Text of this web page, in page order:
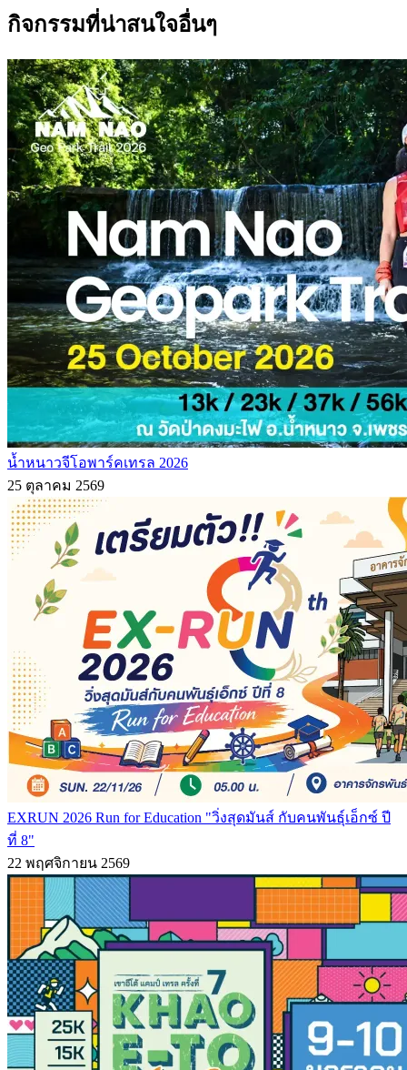
กิจกรรมที่น่าสนใจอื่นๆ
น้ำหนาวจีโอพาร์คเทรล 2026
25 ตุลาคม 2569
EXRUN 2026 Run for Education "วิ่งสุดมันส์ กับคนพันธุ์เอ็กซ์ ปี
ที่ 8"
22 พฤศจิกายน 2569